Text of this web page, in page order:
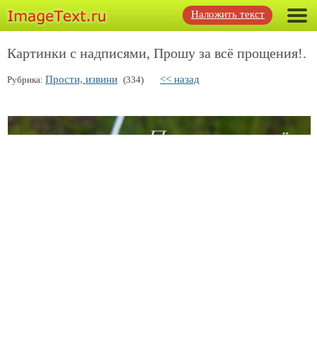
Наложить текст
Картинки с надписями, Прошу за всё прощения!.
Рубрика: Прости, извини (334) << назад